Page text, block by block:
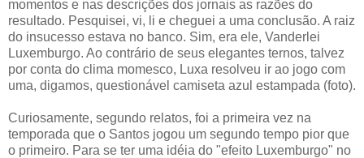
momentos e nas descrições dos jornais as razões do
resultado. Pesquisei, vi, li e cheguei a uma conclusão. A raiz
do insucesso estava no banco. Sim, era ele, Vanderlei
Luxemburgo. Ao contrário de seus elegantes ternos, talvez
por conta do clima momesco, Luxa resolveu ir ao jogo com
uma, digamos, questionável camiseta azul estampada (foto).
Curiosamente, segundo relatos, foi a primeira vez na
temporada que o Santos jogou um segundo tempo pior que
o primeiro. Para se ter uma idéia do "efeito Luxemburgo" no